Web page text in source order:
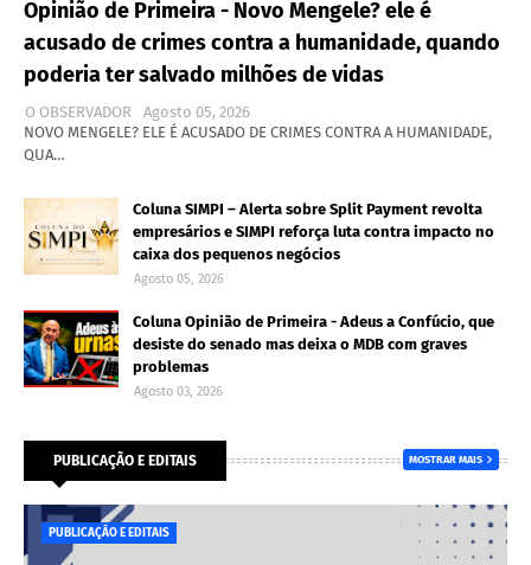
Opinião de Primeira - Novo Mengele? ele é
acusado de crimes contra a humanidade, quando
poderia ter salvado milhões de vidas
O OBSERVADOR
Agosto 05, 2026
NOVO MENGELE? ELE É ACUSADO DE CRIMES CONTRA A HUMANIDADE,
QUA…
Coluna SIMPI – Alerta sobre Split Payment revolta
empresários e SIMPI reforça luta contra impacto no
caixa dos pequenos negócios
Agosto 05, 2026
Coluna Opinião de Primeira - Adeus a Confúcio, que
desiste do senado mas deixa o MDB com graves
problemas
Agosto 03, 2026
PUBLICAÇÃO E EDITAIS MOSTRAR MAIS
PUBLICAÇÃO E EDITAIS